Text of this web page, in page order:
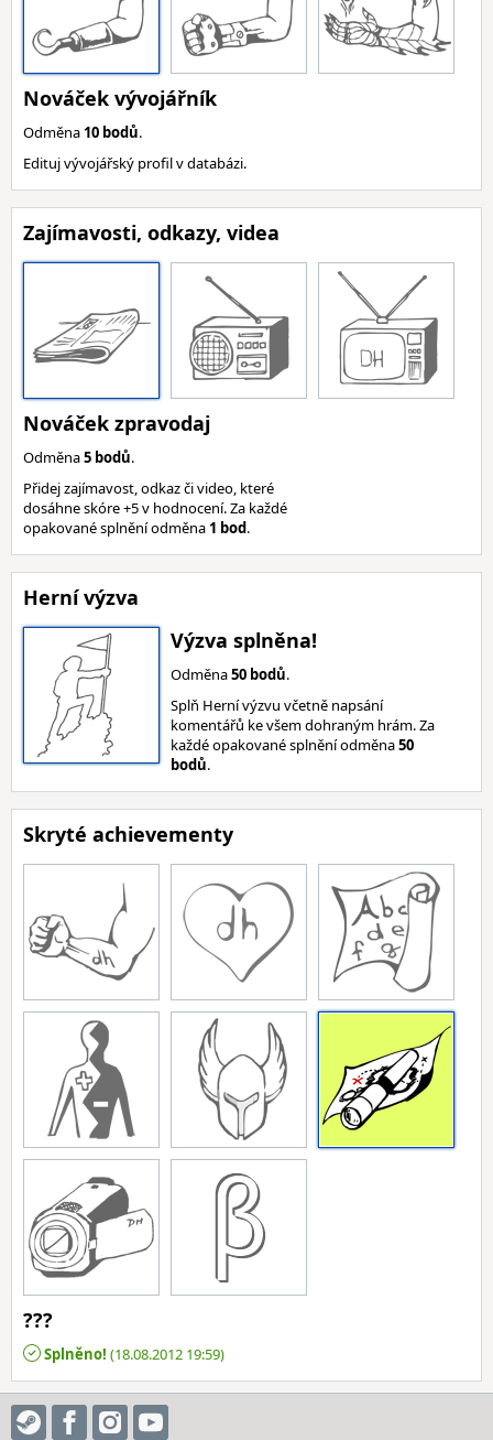
Nováček vývojářník
Odměna 10 bodů.
Edituj vývojářský profil v databázi.
Zajímavosti, odkazy, videa
Nováček zpravodaj
Odměna5 bodů.
Přidej zajímavost, odkaz či video, které
dosáhne skóre +5 v hodnocení. Za každé
opakované splnění odměna 1 bod.
Herní výzva
Výzva splněna!
Odměna50 bodů.
Splň Herní výzvu včetně napsání
komentářů ke všem dohraným hrám. Za
každé opakované splnění odměna50
bodů.
Skryté achievementy
???
Splněno! (18.08.2012 19:59)